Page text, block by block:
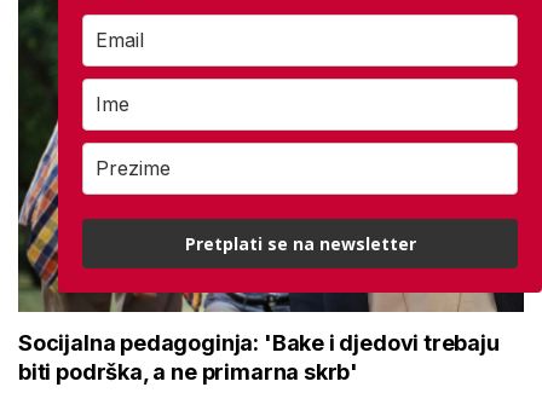
Socijalna pedagoginja: 'Bake i djedovi trebaju
biti podrška, a ne primarna skrb'
Pretplati se na newsletter